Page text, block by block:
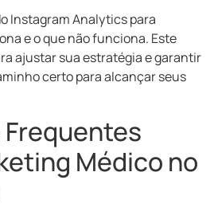
Instagram Analytics para
e o que não funciona. Este
ajustar sua estratégia e garantir
certo para alcançar seus
Médico no